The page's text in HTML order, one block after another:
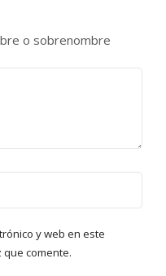
o sobrenombre
y web en este
comente.